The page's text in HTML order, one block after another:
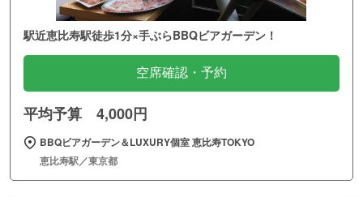
駅近恵比寿駅徒歩1分×手ぶらBBQビアガーデン！
空席確認・予約
平均予算 4,000円
BBQビアガーデン＆LUXURY個室 恵比寿TOKYO
恵比寿駅／東京都